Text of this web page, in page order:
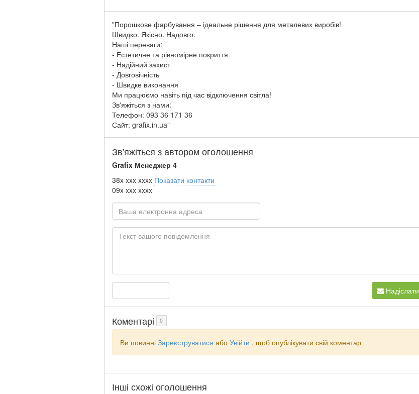
"Порошкове фарбування – ідеальне рішення для металевих виробів!
Швидко. Якісно. Надовго.
Наші переваги:
- Естетичне та рівномірне покриття
- Надійний захист
- Довговічність
- Швидке виконання
Ми працюємо навіть під час відключення світла!
Зв'яжіться з нами:
Телефон: 093 36 171 36
Сайт: grafix.in.ua"
Зв'яжіться з автором оголошення
Grafix Менеджер 4
38x xxx xxxx Показати контакти
09x xxx xxxx
Надіслати
Коментарі 0
Ви повинні Зареєструватися або Увійти , щоб опублікувати свій коментар
Інші схожі оголошення